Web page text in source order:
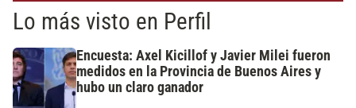
Lo más visto en Perfil
Encuesta: Axel Kicillof y Javier Milei fueron
medidos en la Provincia de Buenos Aires y
hubo un claro ganador